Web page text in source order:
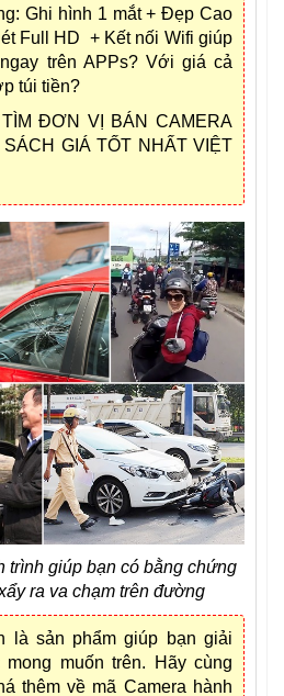
Ghi hình 1 mắt + Đẹp Cao
Full HD + Kết nối Wifi giúp
trên APPs? Với giá cả
túi tiền?
ĐƠN VỊ BÁN CAMERA
GIÁ TỐT NHẤT VIỆT
trình giúp bạn có bằng chứng
ra va chạm trên đường
là sản phẩm giúp bạn giải
muốn trên. Hãy cùng
thêm về mã Camera hành